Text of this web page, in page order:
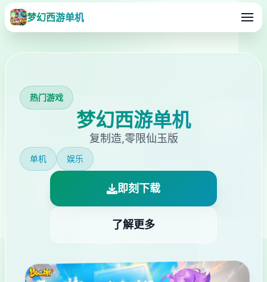
梦幻西游单机
热门游戏
梦幻西游单机
复制造,零限仙玉版
单机 娱乐
即刻下载
了解更多